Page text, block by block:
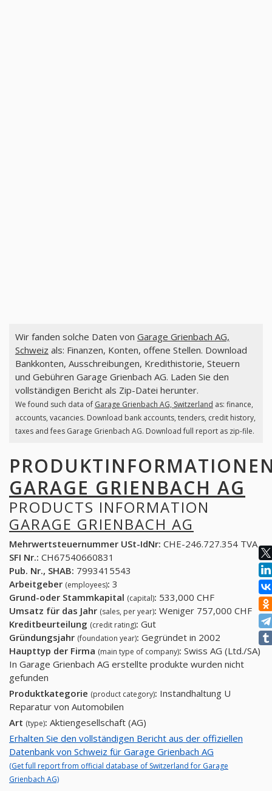
Wir fanden solche Daten von Garage Grienbach AG,
Schweiz als: Finanzen, Konten, offene Stellen. Download
Bankkonten, Ausschreibungen, Kredithistorie, Steuern
und Gebühren Garage Grienbach AG. Laden Sie den
vollständigen Bericht als Zip-Datei herunter.
We found such data of Garage Grienbach AG, Switzerland as: finance,
accounts, vacancies. Download bank accounts, tenders, credit history,
taxes and fees Garage Grienbach AG. Download full report as zip-file.
GARAGE GRIENBACH AG
PRODUCTS INFORMATION
GARAGE GRIENBACH AG
Mehrwertsteuernummer USt-IdNr: CHE-246.727.354 TVA
SFI Nr.: CH67540660831
Pub. Nr., SHAB: 7993415543
Arbeitgeber (employees): 3
Grund-oder Stammkapital (capital): 533,000 CHF
Umsatz für das Jahr (sales, per year): Weniger 757,000 CHF
Kreditbeurteilung (credit rating): Gut
Gründungsjahr (foundation year): Gegründet in 2002
Haupttyp der Firma (main type of company): Swiss AG (Ltd./SA)
In Garage Grienbach AG erstellte produkte wurden nicht
gefunden
Produktkategorie (product category): Instandhaltung U
Reparatur von Automobilen
Art (type): Aktiengesellschaft (AG)
Erhalten Sie den vollständigen Bericht aus der offiziellen
Datenbank von Schweiz für Garage Grienbach AG
(Get full report from official database of Switzerland for Garage
Grienbach AG)